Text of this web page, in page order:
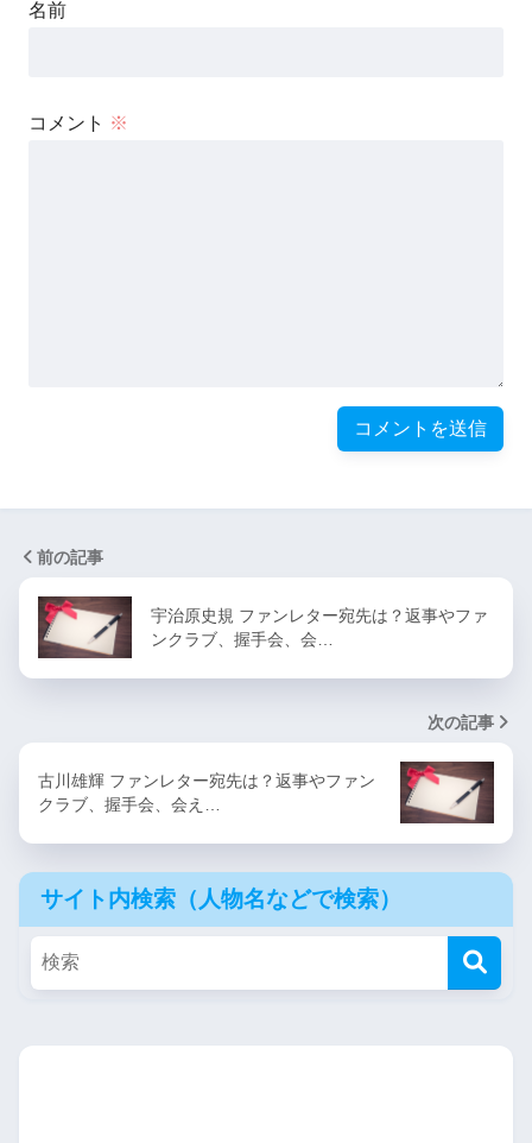
名前
コメント ※
前の記事
宇治原史規 ファンレター宛先は？返事やファ
ンクラブ、握手会、会…
次の記事
古川雄輝 ファンレター宛先は？返事やファン
クラブ、握手会、会え…
サイト内検索（人物名などで検索）